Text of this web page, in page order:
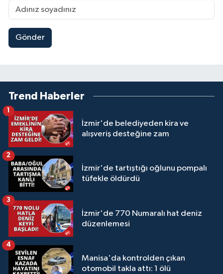
Gönder
Trend Haberler
İzmir'de belediyeden kira ve
alışveriş desteğine zam
1
İzmir'de tartıştığı oğlunu pompalı
tüfekle öldürdü
2
İzmir'de 770 Numaralı hat deniz
düzenlemesi
3
Manisa'da kontrolden çıkan
otomobil takla attı: 1 ölü
4